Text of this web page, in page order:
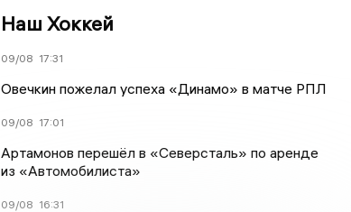
Наш Хоккей
09/08 17:31
Овечкин пожелал успеха «Динамо» в матче РПЛ
09/08 17:01
Артамонов перешёл в «Северсталь» по аренде
из «Автомобилиста»
09/08 16:31